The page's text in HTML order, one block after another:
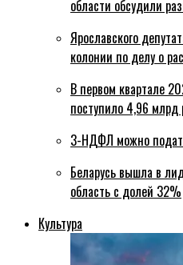
области обсудили
Ярославского
колонии по делу о
В первом квартале
поступило 4,96 млрд
3-НДФЛ можно
Беларусь вышла в
область с долей 32%
Культура